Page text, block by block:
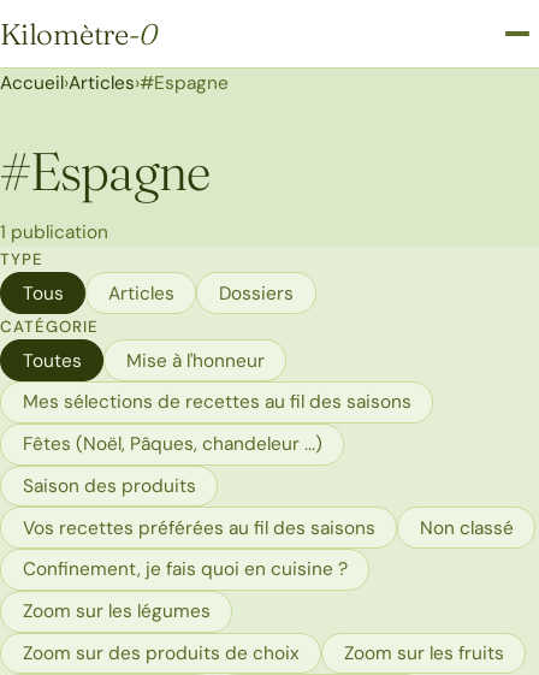
Kilomètre-0
Kilomètre-0
Accueil›Articles›#Espagne
#Espagne
1 publication
TYPE
Tous Articles Dossiers
CATÉGORIE
Toutes
Mise à l'honneur
Mes sélections de recettes au fil des saisons
Fêtes (Noël, Pâques, chandeleur ...)
Saison des produits
Vos recettes préférées au fil des saisons
Non classé
Confinement, je fais quoi en cuisine ?
Zoom sur les légumes
Zoom sur des produits de choix
Zoom sur les fruits